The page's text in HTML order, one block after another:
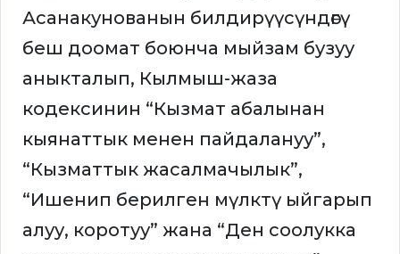
Асанакунованын билдирүүсүндөгү
беш доомат боюнча мыйзам бузуу
аныкталып, Кылмыш-жаза
кодексинин “Кызмат абалынан
кыянаттык менен пайдалануу”,
“Кызматтык жасалмачылык”,
“Ишенип берилген мүлктү ыйгарып
алуу, коротуу” жана “Ден соолукка